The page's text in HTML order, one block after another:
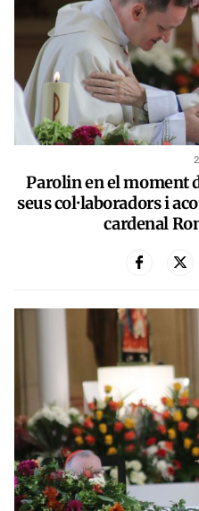
2
Parolin en el moment
seus col·laboradors i
cardenal